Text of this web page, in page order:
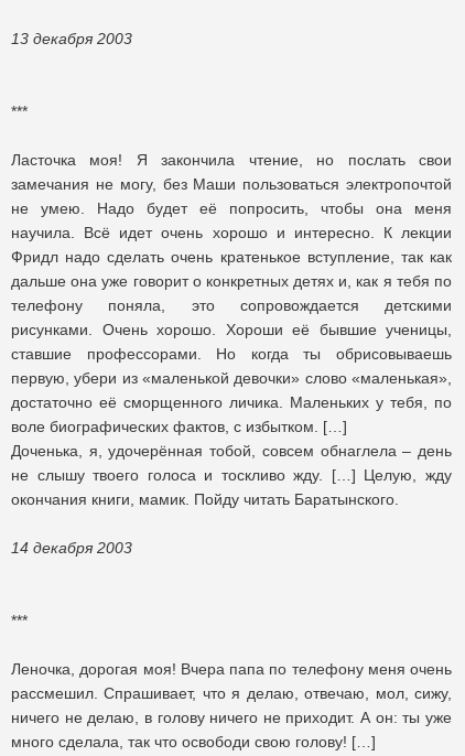
13 декабря 2003
***
Ласточка моя! Я закончила чтение, но послать свои
замечания не могу, без Маши пользоваться электропочтой
не умею. Надо будет её попросить, чтобы она меня
научила. Всё идет очень хорошо и интересно. К лекции
Фридл надо сделать очень кратенькое вступление, так как
дальше она уже говорит о конкретных детях и, как я тебя по
телефону поняла, это сопровождается детскими
рисунками. Очень хорошо. Хороши её бывшие ученицы,
ставшие профессорами. Но когда ты обрисовываешь
первую, убери из «маленькой девочки» слово «маленькая»,
достаточно её сморщенного личика. Маленьких у тебя, по
воле биографических фактов, с избытком. […]
Доченька, я, удочерённая тобой, совсем обнаглела – день
не слышу твоего голоса и тоскливо жду. […] Целую, жду
окончания книги, мамик. Пойду читать Баратынского.
14 декабря 2003
***
Леночка, дорогая моя! Вчера папа по телефону меня очень
рассмешил. Спрашивает, что я делаю, отвечаю, мол, сижу,
ничего не делаю, в голову ничего не приходит. А он: ты уже
много сделала, так что освободи свою голову! […]